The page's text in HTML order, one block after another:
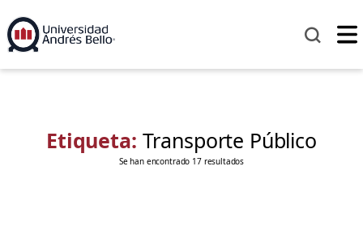
Etiqueta: Transporte Público
Se han encontrado 17 resultados